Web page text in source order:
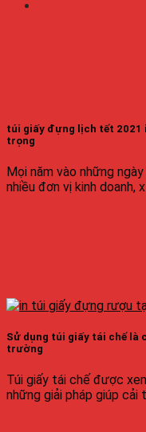
túi giấy đựng lịch tết 2021
trọng
Mọi năm vào những
nhiều đơn vị kinh doanh, xí
Sử dụng túi giấy tái chế là
trường
Túi giấy tái chế được
những giải pháp giúp cải